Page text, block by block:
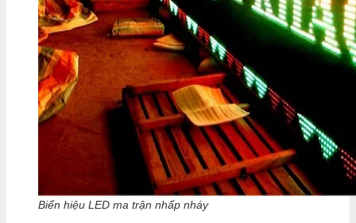
Biển hiệu LED ma trận nhấp nháy